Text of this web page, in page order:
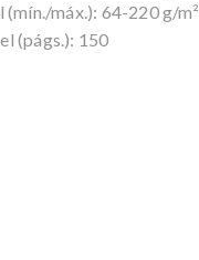
máx.): 64-220 g/m²
(págs.): 150